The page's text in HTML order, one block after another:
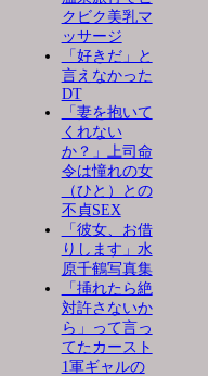
クビク美乳マ
ッサージ
「好きだ」と
言えなかった
DT
「妻を抱いて
くれない
か？」上司命
令は憧れの女
（ひと）との
不貞SEX
「彼女、お借
りします」水
原千鶴写真集
「挿れたら絶
対許さないか
ら」って言っ
てたカースト
1軍ギャルの